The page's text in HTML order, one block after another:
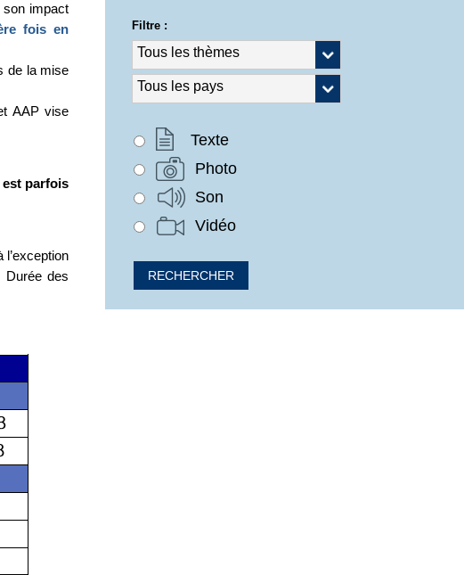
son impact
fois en
de la mise
AAP vise
est parfois
Durée des
Filtre :
Texte
Photo
Son
Vidéo